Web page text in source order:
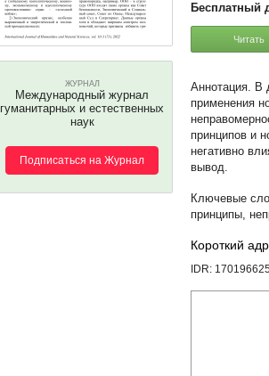
ЖУРНАЛ
Международный журнал
гуманитарных и естественных
наук
Подписаться на Журнал
Бесплатный
Читать
В
применения
принципов и
негативно
вывод.
принципы,
Короткий
IDR: